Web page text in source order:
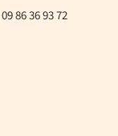
09 86 36 93 72